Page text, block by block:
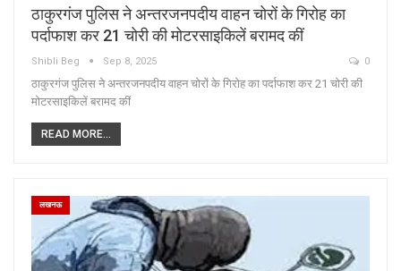
ठाकुरगंज पुलिस ने अन्तरजनपदीय वाहन चोरों के गिरोह का
पर्दाफाश कर 21 चोरी की मोटरसाइकिलें बरामद कीं
Shibli Beg Sep 8, 2025 0
ठाकुरगंज पुलिस ने अन्तरजनपदीय वाहन चोरों के गिरोह का पर्दाफाश कर 21 चोरी की
मोटरसाइकिलें बरामद कीं
READ MORE...
लखनऊ